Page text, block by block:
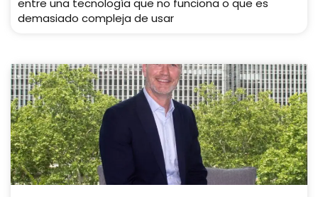
entre una tecnología que no funciona o que es
demasiado compleja de usar